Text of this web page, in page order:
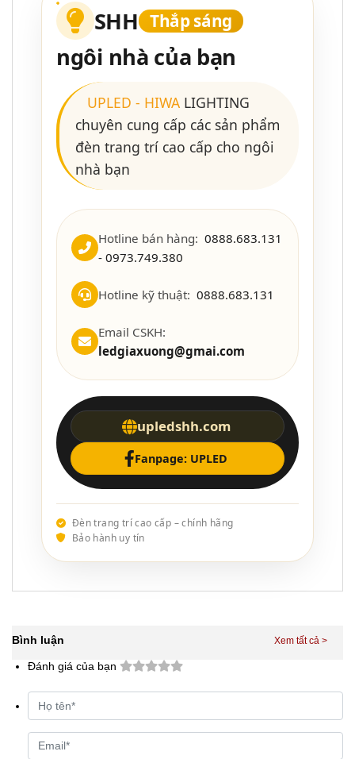
SHH Thắp sáng
ngôi nhà của bạn
UPLED - HIWA LIGHTING
chuyên cung cấp các sản phẩm
đèn trang trí cao cấp cho ngôi
nhà bạn
Hotline bán hàng: 0888.683.131
- 0973.749.380
Hotline kỹ thuật: 0888.683.131
Email CSKH:
ledgiaxuong@gmai.com
upledshh.com
Fanpage: UPLED
Đèn trang trí cao cấp – chính hãng
Bảo hành uy tín
Bình luận
Đánh giá của bạn